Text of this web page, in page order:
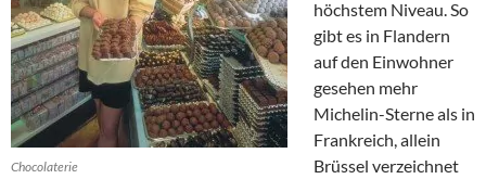
Chocolaterie
höchstem Niveau. So
gibt es in Flandern
auf den Einwohner
gesehen mehr
Michelin-Sterne als in
Frankreich, allein
Brüssel verzeichnet